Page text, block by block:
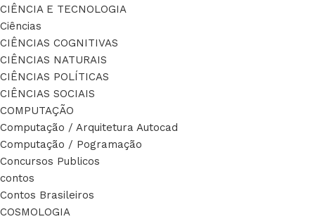
CIÊNCIA E TECNOLOGIA
Ciências
CIÊNCIAS COGNITIVAS
CIÊNCIAS NATURAIS
CIÊNCIAS POLÍTICAS
CIÊNCIAS SOCIAIS
COMPUTAÇÃO
Computação / Arquitetura Autocad
Computação / Pogramação
Concursos Publicos
contos
Contos Brasileiros
COSMOLOGIA